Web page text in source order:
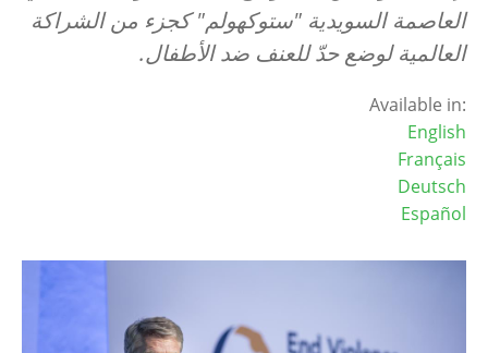
العاصمة السويدية "ستوكهولم" كجزء من الشراكة
العالمية لوضع حدّ للعنف ضد الأطفال.
Available in:
English
Français
Deutsch
Español